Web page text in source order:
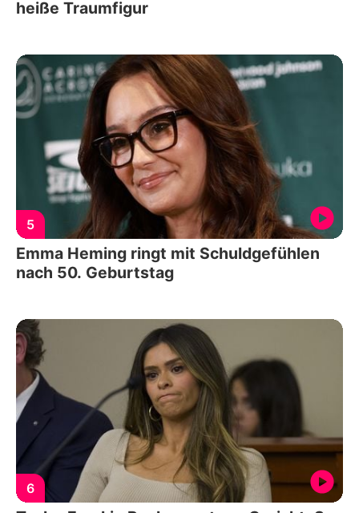
heiße Traumfigur
5
Emma Heming ringt mit Schuldgefühlen
nach 50. Geburtstag
6